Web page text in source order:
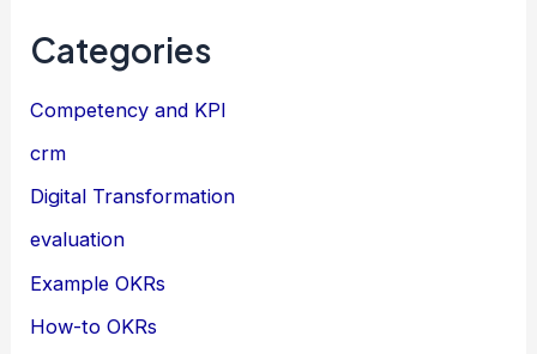
Categories
Competency and KPI
crm
Digital Transformation
evaluation
Example OKRs
How-to OKRs